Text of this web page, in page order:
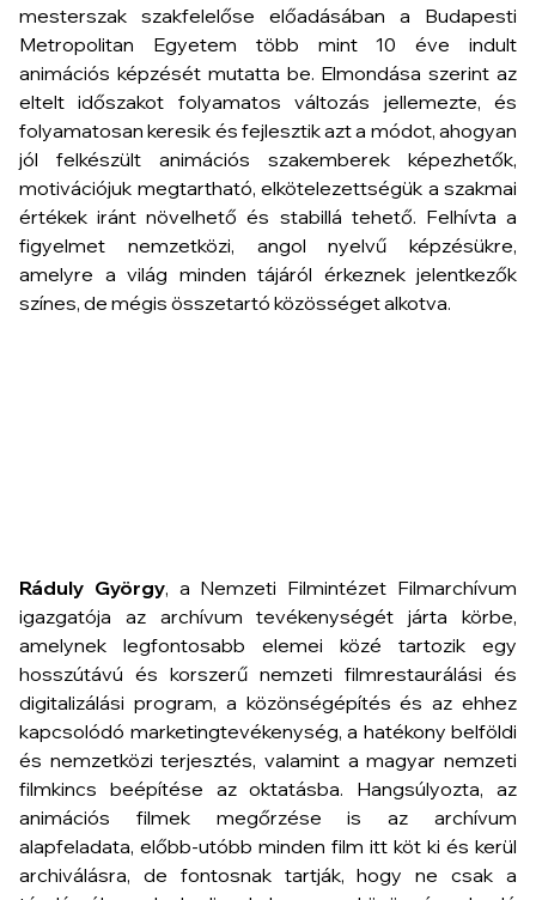
mesterszak szakfelelőse előadásában a Budapesti
Metropolitan Egyetem több mint 10 éve indult
animációs képzését mutatta be. Elmondása szerint az
eltelt időszakot folyamatos változás jellemezte, és
folyamatosan keresik és fejlesztik azt a módot, ahogyan
jól felkészült animációs szakemberek képezhetők,
motivációjuk megtartható, elkötelezettségük a szakmai
értékek iránt növelhető és stabillá tehető. Felhívta a
figyelmet nemzetközi, angol nyelvű képzésükre,
amelyre a világ minden tájáról érkeznek jelentkezők
színes, de mégis összetartó közösséget alkotva.
Ráduly György, a Nemzeti Filmintézet Filmarchívum
igazgatója az archívum tevékenységét járta körbe,
amelynek legfontosabb elemei közé tartozik egy
hosszútávú és korszerű nemzeti filmrestaurálási és
digitalizálási program, a közönségépítés és az ehhez
kapcsolódó marketingtevékenység, a hatékony belföldi
és nemzetközi terjesztés, valamint a magyar nemzeti
filmkincs beépítése az oktatásba. Hangsúlyozta, az
animációs filmek megőrzése is az archívum
alapfeladata, előbb-utóbb minden film itt köt ki és kerül
archiválásra, de fontosnak tartják, hogy ne csak a